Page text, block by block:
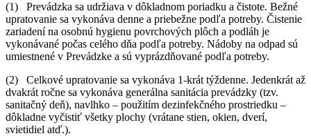
(1) Prevádzka sa udržiava v dôkladnom poriadku a čistote. Bežné
upratovanie sa vykonáva denne a priebežne podľa potreby. Čistenie
zariadení na osobnú hygienu povrchových plôch a podláh je
vykonávané počas celého dňa podľa potreby. Nádoby na odpad sú
umiestnené v Prevádzke a sú vyprázdňované podľa potreby.
(2) Celkové upratovanie sa vykonáva 1-krát týždenne. Jedenkrát až
dvakrát ročne sa vykonáva generálna sanitácia prevádzky (tzv.
sanitačný deň), navlhko – použitím dezinfekčného prostriedku –
dôkladne vyčistiť všetky plochy (vrátane stien, okien, dverí,
svietidiel atď.).